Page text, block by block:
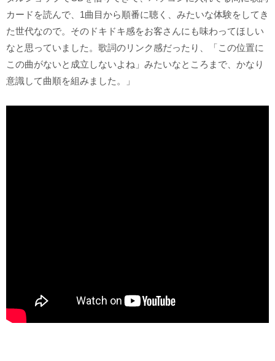
カードを読んで、1曲目から順番に聴く、みたいな体験をしてき
た世代なので。そのドキドキ感をお客さんにも味わってほしい
なと思っていました。歌詞のリンク感だったり、「この位置に
この曲がないと成立しないよね」みたいなところまで、かなり
意識して曲順を組みました。」